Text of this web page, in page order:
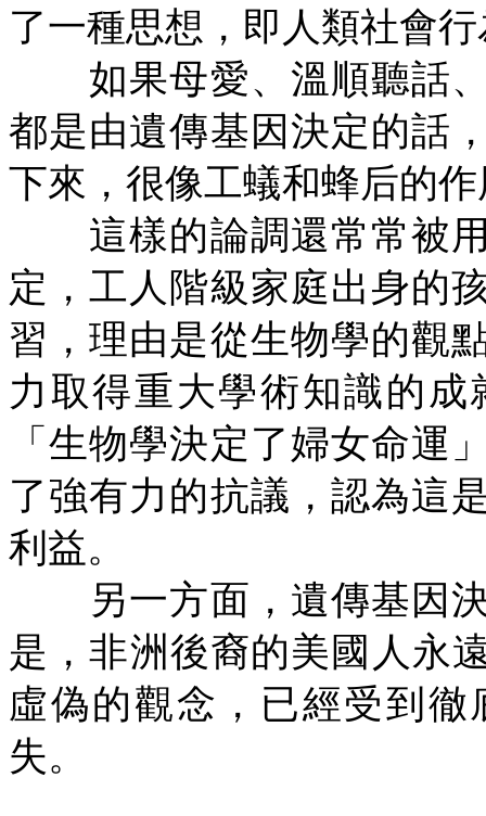
了一種思想，即人類社會
如果母愛、溫順聽話、
都是由遺傳基因決定的話
下來，很像工蟻和蜂后的
這樣的論調還常常被用
定，工人階級家庭出身的
習，理由是從生物學的觀
力取得重大學術知識的
「生物學決定了婦女命運
了強有力的抗議，認為這
利益。
另一方面，遺傳基因決
是，非洲後裔的美國人
虛偽的觀念，已經受到
失。